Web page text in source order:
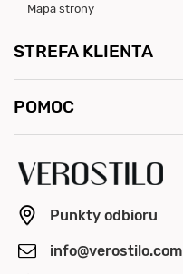
Mapa strony
STREFA KLIENTA
POMOC
Punkty odbioru
info@verostilo.com